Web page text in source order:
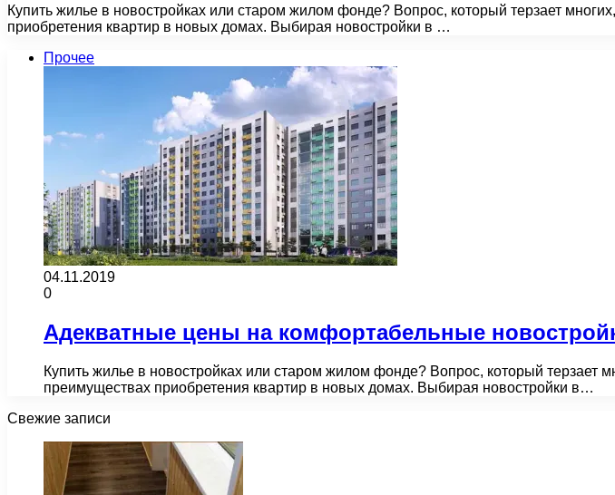
Купить жилье в новостройках или старом жилом фонде? Вопрос, который терзает
приобретения квартир в новых домах. Выбирая новостройки в …
Прочее
04.11.2019
0
Адекватные цены на комфортабельные
Купить жилье в новостройках или старом жилом фонде? Вопрос, который терзает
преимуществах приобретения квартир в новых домах. Выбирая новостройки в…
Свежие записи